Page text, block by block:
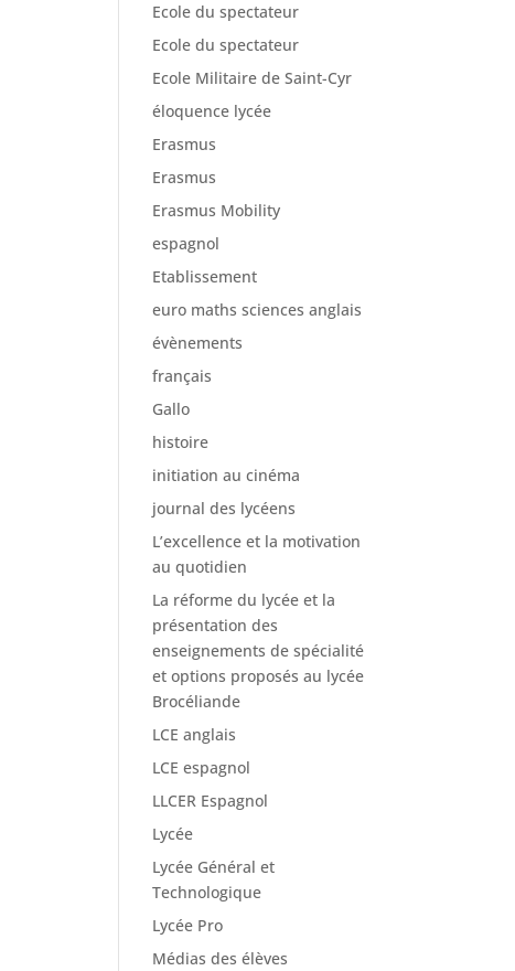
Ecole du spectateur
Ecole du spectateur
Ecole Militaire de Saint-Cyr
éloquence lycée
Erasmus
Erasmus
Erasmus Mobility
espagnol
Etablissement
euro maths sciences anglais
évènements
français
Gallo
histoire
initiation au cinéma
journal des lycéens
L’excellence et la motivation
au quotidien
La réforme du lycée et la
présentation des
enseignements de spécialité
et options proposés au lycée
Brocéliande
LCE anglais
LCE espagnol
LLCER Espagnol
Lycée
Lycée Général et
Technologique
Lycée Pro
Médias des élèves